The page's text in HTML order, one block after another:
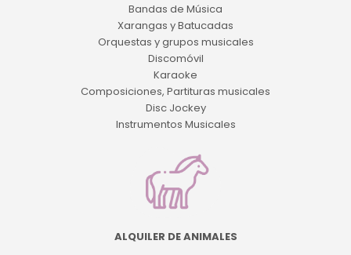
Bandas de Música
Xarangas y Batucadas
Orquestas y grupos musicales
Discomóvil
Karaoke
Composiciones, Partituras musicales
Disc Jockey
Instrumentos Musicales
ALQUILER DE ANIMALES